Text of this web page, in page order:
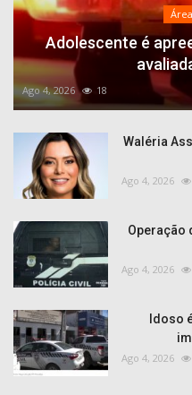
Adolescente é
Ago 4, 2026 18
Waléria
Ago 4, 2026
Operação
Ago 4, 2026
Idoso
Ago 4, 2026